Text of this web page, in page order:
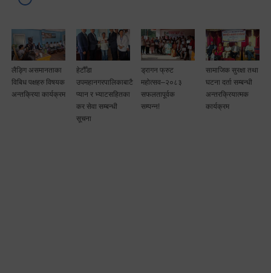
लैङ्गि असमानताका
विबिध पक्षहरु विषयक
अन्तक्रिया कार्यक्रम
हेटौँडा
उपमहानगरपालिकाबाटै
प्यान र भ्याटसहितका
कर सेवा सम्बन्धी
सूचना
ड्रागन फ्रुट
महोत्सव–२०८३
सफलतापूर्वक
सम्पन्न!
सामाजिक सुरक्षा तथा
घटना दर्ता सम्बन्धी
अन्तरक्रियात्मक
कार्यक्रम